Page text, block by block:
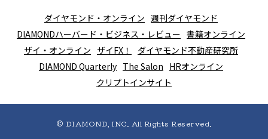
ダイヤモンド・オンライン 週刊ダイヤモンド
DIAMONDハーバード・ビジネス・レビュー 書籍オンライン
ザイ・オンライン ザイFX！
ダイヤモンド不動産研究所
DIAMOND Quarterly The Salon HRオンライン
クリプトインサイト
© DIAMOND, INC. All Rights Reserved.